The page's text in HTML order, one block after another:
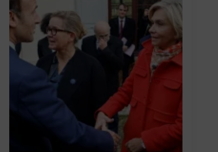
Entretien
avec
Michel
Goya